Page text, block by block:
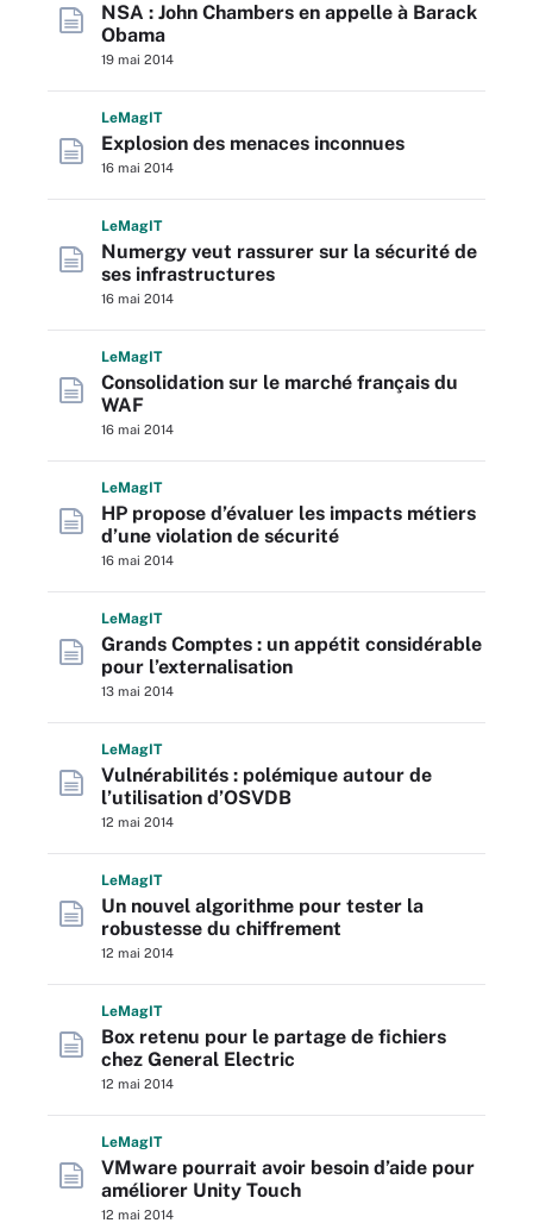
NSA : John Chambers en appelle à Barack
Obama
19 mai 2014
LeMagIT
Explosion des menaces inconnues
16 mai 2014
LeMagIT
Numergy veut rassurer sur la sécurité de
ses infrastructures
16 mai 2014
LeMagIT
Consolidation sur le marché français du
WAF
16 mai 2014
LeMagIT
HP propose d’évaluer les impacts métiers
d’une violation de sécurité
16 mai 2014
LeMagIT
Grands Comptes : un appétit considérable
pour l’externalisation
13 mai 2014
LeMagIT
Vulnérabilités : polémique autour de
l’utilisation d’OSVDB
12 mai 2014
LeMagIT
Un nouvel algorithme pour tester la
robustesse du chiffrement
12 mai 2014
LeMagIT
Box retenu pour le partage de fichiers
chez General Electric
12 mai 2014
LeMagIT
VMware pourrait avoir besoin d’aide pour
améliorer Unity Touch
12 mai 2014